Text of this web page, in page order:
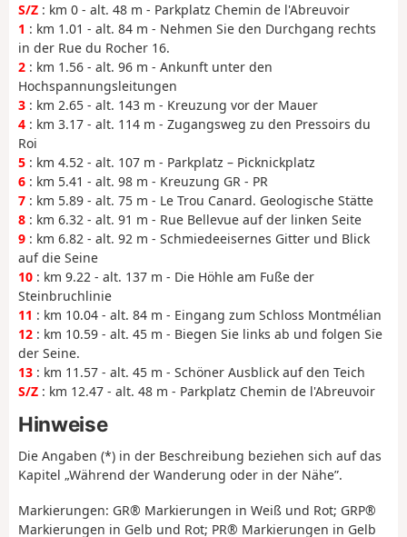
S/Z : km 0 - alt. 48 m - Parkplatz Chemin de l'Abreuvoir
1 : km 1.01 - alt. 84 m - Nehmen Sie den Durchgang rechts
in der Rue du Rocher 16.
2 : km 1.56 - alt. 96 m - Ankunft unter den
Hochspannungsleitungen
3 : km 2.65 - alt. 143 m - Kreuzung vor der Mauer
4 : km 3.17 - alt. 114 m - Zugangsweg zu den Pressoirs du
Roi
5 : km 4.52 - alt. 107 m - Parkplatz – Picknickplatz
6 : km 5.41 - alt. 98 m - Kreuzung GR - PR
7 : km 5.89 - alt. 75 m - Le Trou Canard. Geologische Stätte
8 : km 6.32 - alt. 91 m - Rue Bellevue auf der linken Seite
9 : km 6.82 - alt. 92 m - Schmiedeeisernes Gitter und Blick
auf die Seine
10 : km 9.22 - alt. 137 m - Die Höhle am Fuße der
Steinbruchlinie
11 : km 10.04 - alt. 84 m - Eingang zum Schloss Montmélian
12 : km 10.59 - alt. 45 m - Biegen Sie links ab und folgen Sie
der Seine.
13 : km 11.57 - alt. 45 m - Schöner Ausblick auf den Teich
S/Z : km 12.47 - alt. 48 m - Parkplatz Chemin de l'Abreuvoir
Hinweise
Die Angaben (*) in der Beschreibung beziehen sich auf das
Kapitel „Während der Wanderung oder in der Nähe”.
Markierungen: GR® Markierungen in Weiß und Rot; GRP®
Markierungen in Gelb und Rot; PR® Markierungen in Gelb